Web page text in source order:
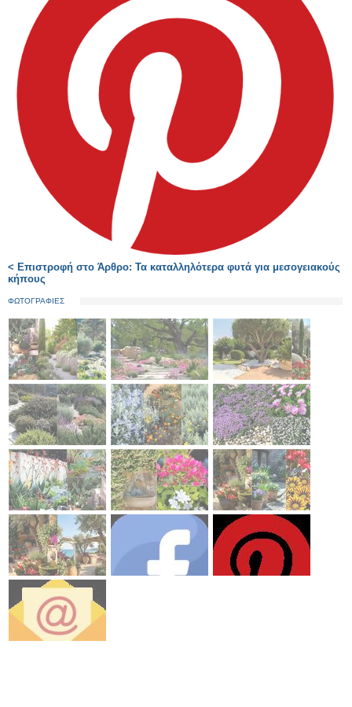
< Επιστροφή στο Άρθρο: Τα καταλληλότερα φυτά για μεσογειακούς
κήπους
ΦΩΤΟΓΡΑΦΙΕΣ